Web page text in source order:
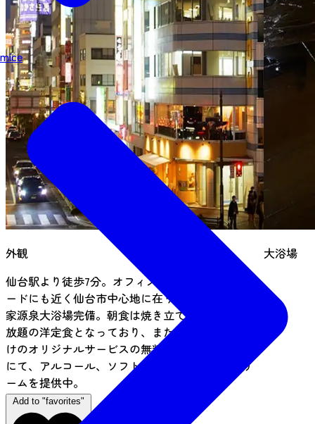
mice
外観
大浴場
仙台駅より徒歩7分。オフィス街、繁華街、アーケ
ードにも近く仙台市中心地に在りながら天然の自
家源泉大浴場完備。朝食は焼き立てのパンが食べ
放題の洋定食となっており、また仙台では当館だ
けのオリジナルサービスの無料ラウンジ『SOLA』
にて、アルコール、ソフトドリンク、アイスクリ
ームを提供中。
Add to "favorites"